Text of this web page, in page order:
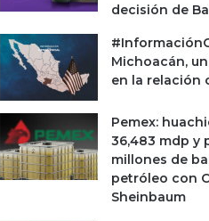
decisión de
Michoacán,
en la relación
Pemex:
36,483 mdp y
millones de
petróleo con
Sheinbaum